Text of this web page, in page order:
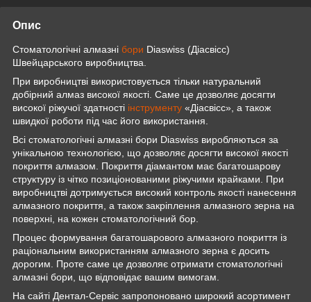
Опис
Стоматологічні алмазні бори Diaswiss (Діасвісс)
Швейцарського виробництва.
При виробництві використовується тільки натуральний
добірний алмаз високої якості. Саме це дозволяє досягти
високої ріжучої здатності інструменту «Діасвісс», а також
швидкої роботи під час його використання.
Всі стоматологічні алмазні бори Diaswiss виробляються за
унікальною технологією, що дозволяє досягти високої якості
покриття алмазом. Покриття діамантом має багатошарову
структуру із чітко позиціонованими ріжучими крайками. При
виробництві дотримується високий контроль якості нанесення
алмазного покриття, а також закріплення алмазного зерна на
поверхні, на кожен стоматологічний бор.
Процес формування багатошарового алмазного покриття із
раціональним використанням алмазного зерна є досить
дорогим. Проте саме це дозволяє отримати стоматологічні
алмазні бори, що відповідає вашим вимогам.
На сайті Дентал-Сервіс запропоновано широкий асортимент